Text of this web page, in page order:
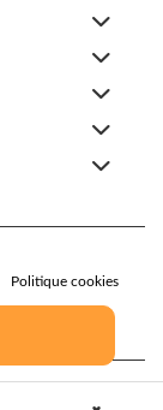
Politique cookies